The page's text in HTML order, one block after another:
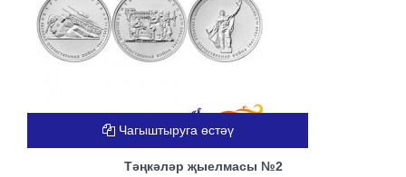
Тәңкәләр җыелмасы №2
Чагыштыруга өстәү